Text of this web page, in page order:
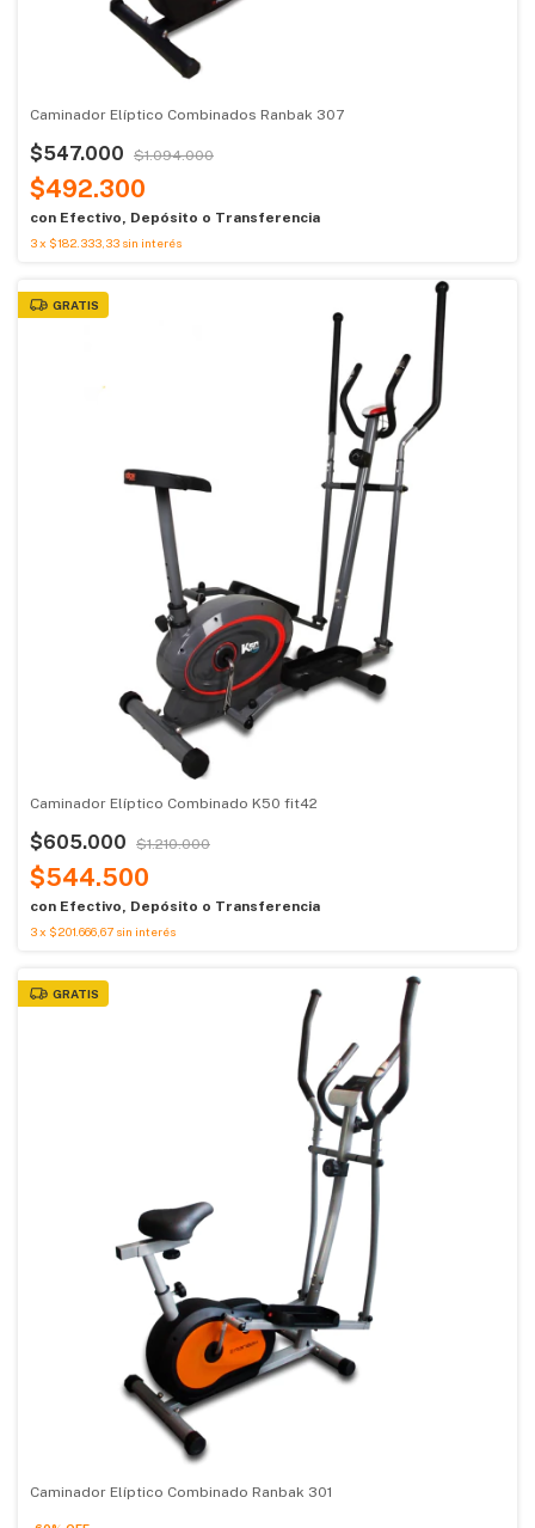
Caminador Elíptico Combinados Ranbak 307
$547.000 $1.094.000
$492.300
con Efectivo, Depósito o Transferencia
3x $182.333,33 sin interés
GRATIS
Caminador Elíptico Combinado K50 fit42
$605.000 $1.210.000
$544.500
con Efectivo, Depósito o Transferencia
3x $201.666,67 sin interés
GRATIS
Caminador Elíptico Combinado Ranbak 301